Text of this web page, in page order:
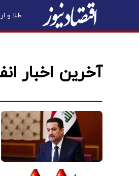
طلا و
آخرین اخبار